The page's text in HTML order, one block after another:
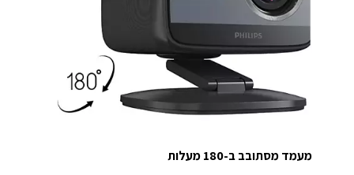
מעמד מסתובב ב-180 מעלות